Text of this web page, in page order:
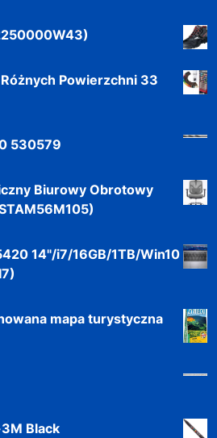
Powierzchni 33
530579
Biurowy Obrotowy
14"/i7/16GB/1TB/Win10
mapa turystyczna
Black